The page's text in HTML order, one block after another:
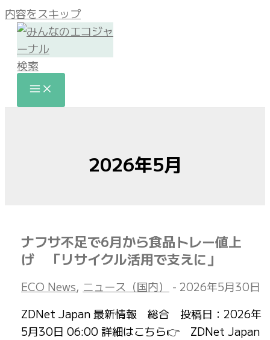
内容をスキップ
検索
2026年5月
ナフサ不足で6月から食品トレー値上
げ 「リサイクル活用で支えに」
ECO News, ニュース（国内） - 2026年5月30日
ZDNet Japan 最新情報 総合 投稿日：2026年
5月30日 06:00 詳細はこちら👉 ZDNet Japan